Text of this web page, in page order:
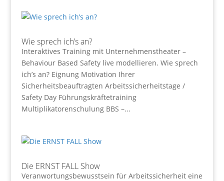
Wie sprech ich’s an?
Interaktives Training mit Unternehmenstheater –
Behaviour Based Safety live modellieren. Wie sprech
ich’s an? Eignung Motivation Ihrer
Sicherheitsbeauftragten Arbeitssicherheitstage /
Safety Day Führungskräftetraining
Multiplikatorenschulung BBS –...
Die ERNST FALL Show
Veranwortungsbewusstsein für Arbeitssicherheit eine